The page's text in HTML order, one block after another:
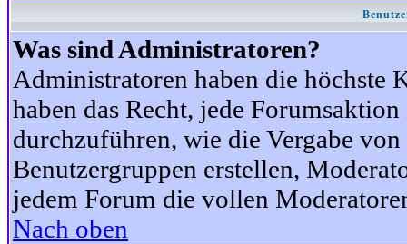
Was sind Administratoren?
Administratoren haben die höchste
haben das Recht, jede
durchzuführen, wie die Vergabe
Benutzergruppen erstellen,
jedem Forum die vollen
Nach oben